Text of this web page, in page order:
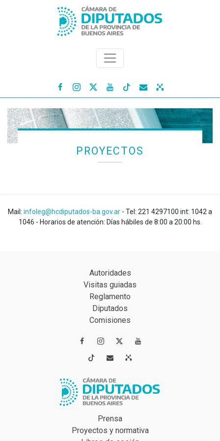
   
PROYECTOS
Mail: infoleg@hcdiputados-ba.gov.ar - Tel: 221 4297100 int: 1042 a
1046 - Horarios de atención: Días hábiles de 8:00 a 20:00 hs.
Autoridades
Visitas guiadas
Reglamento
Diputados
Comisiones
 
 
Prensa
Proyectos y normativa